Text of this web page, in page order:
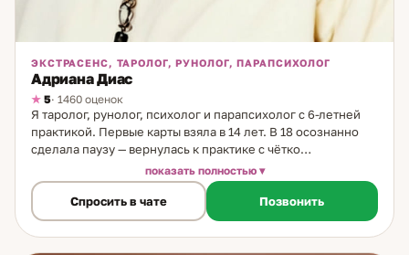
ЭКСТРАСЕНС, ТАРОЛОГ, РУНОЛОГ, ПАРАПСИХОЛОГ
Адриана Диас
5· 1460 оценок
Я таролог, рунолог, психолог и парапсихолог с 6-летней
практикой. Первые карты взяла в 14 лет. В 18 осознанно
сделала паузу — вернулась к практике с чётко
сформулированной позицией: карты не принимают
решение за человека. Они дают понимание. Выбор
остаётся за клиентом. Этот принцип — основа моего
подхода, унаследованная от бабушки. Метод работы.
Работаю с Таро и скандинавскими рунами. Расклад на
показать полностью
Спросить в чате Позвонить